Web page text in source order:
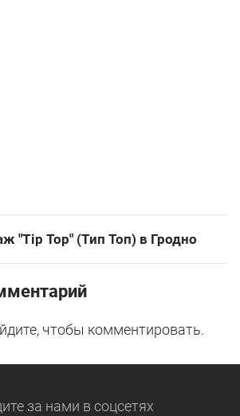
"Tip Top" (Тип Топ) в Гродно
чтобы комментировать.
за нами в соцсетях